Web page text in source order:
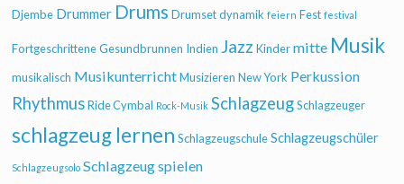
Djembe Drummer Drums Drumset dynamik feiern Fest festival
Fortgeschrittene Gesundbrunnen Indien Jazz Kinder mitte Musik
musikalisch Musikunterricht Musizieren New York Perkussion
Rhythmus Ride Cymbal Rock-Musik Schlagzeug Schlagzeuger
schlagzeug lernen Schlagzeugschule Schlagzeugschüler
Schlagzeugsolo Schlagzeug spielen